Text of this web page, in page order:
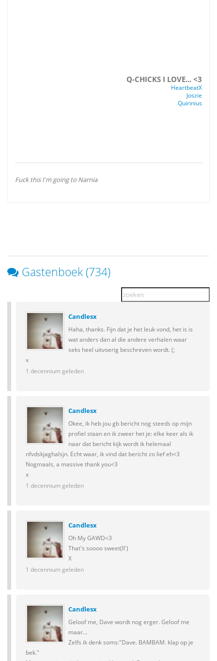
Q-CHICKS I LOVE... <3
HeartbeatX
Joszie
Quirinius
Fuck this I'm going to Narnia
Gastenboek (734)
Candlesx
Haha, thanks. Fijn dat je het leuk vond, het is is
wat anders dan al die andere verhalen waar
seks heel uitvoerig beschreven wordt. (;
x
1 decennium geleden
Candlesx
Okee, ik heb jou gb bericht nog steeds op mijn
profiel staan en ik zweer het je: elke keer als ik
naar dat bericht kijk wordt ik helemaal
nfvdskjaghalsjn. Echt waar, ik vind dat bericht zo lief eh<3
Nogmaals, a massive thank you<3
x
1 decennium geleden
Candlesx
Oh My GAWD<3
That's soooo sweet(ll')
X
1 decennium geleden
Candlesx
Geloof me, Dave wordt nog erger. Geloof me
maar…
Zelfs ik denk soms:"Dave. BAMBAM. klap op je
bek."